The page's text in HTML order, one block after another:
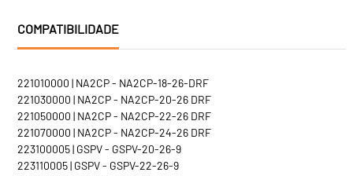
COMPATIBILIDADE
221010000 | NA2CP - NA2CP-18-26-DRF
221030000 | NA2CP - NA2CP-20-26 DRF
221050000 | NA2CP - NA2CP-22-26 DRF
221070000 | NA2CP - NA2CP-24-26 DRF
223100005 | GSPV - GSPV-20-26-9
223110005 | GSPV - GSPV-22-26-9